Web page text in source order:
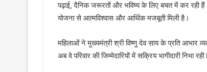
पढ़ाई, दैनिक जरूरतों और भविष्य के लिए बचत में कर रही
योजना से आत्मविश्वास और आर्थिक मजबूती मिली है।
महिलाओं ने मुख्यमंत्री श्री विष्णु देव साय के प्रति आभार
अब वे परिवार की जिम्मेदारियों में सक्रिय भागीदारी निभा रही